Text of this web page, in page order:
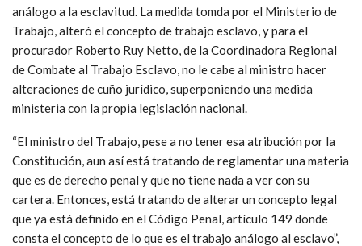
análogo a la esclavitud. La medida tomda por el Ministerio de
Trabajo, alteró el concepto de trabajo esclavo, y para el
procurador Roberto Ruy Netto, de la Coordinadora Regional
de Combate al Trabajo Esclavo, no le cabe al ministro hacer
alteraciones de cuño jurídico, superponiendo una medida
ministeria con la propia legislación nacional.
“El ministro del Trabajo, pese a no tener esa atribución por la
Constitución, aun así está tratando de reglamentar una materia
que es de derecho penal y que no tiene nada a ver con su
cartera. Entonces, está tratando de alterar un concepto legal
que ya está definido en el Código Penal, artículo 149 donde
consta el concepto de lo que es el trabajo análogo al esclavo”,